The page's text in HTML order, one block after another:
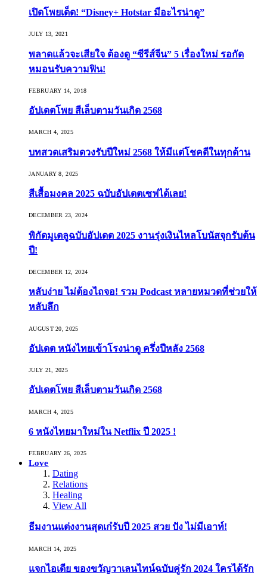
เปิดโพยเด็ด! “Disney+ Hotstar มีอะไรน่าดู”
JULY 13, 2021
พลาดแล้วจะเสียใจ ต้องดู “ซีรีส์จีน” 5 เรื่องใหม่ รอกัด
หมอนรับความฟิน!
FEBRUARY 14, 2018
อัปเดตโพย สีเล็บตามวันเกิด 2568
MARCH 4, 2025
บทสวดเสริมดวงรับปีใหม่ 2568 ให้มีแต่โชคดีในทุกด้าน
JANUARY 8, 2025
สีเสื้อมงคล 2025 ฉบับอัปเดตเซฟได้เลย!
DECEMBER 23, 2024
พิกัดมูเตลูฉบับอัปเดต 2025 งานรุ่งเงินไหลโบนัสจุกรับต้น
ปี!
DECEMBER 12, 2024
หลับง่าย ไม่ต้องไถจอ! รวม Podcast หลายหมวดที่ช่วยให้
หลับลึก
AUGUST 20, 2025
อัปเดต หนังไทยเข้าโรงน่าดู ครึ่งปีหลัง 2568
JULY 21, 2025
อัปเดตโพย สีเล็บตามวันเกิด 2568
MARCH 4, 2025
6 หนังไทยมาใหม่ใน Netflix ปี 2025 !
FEBRUARY 26, 2025
Love
Dating
Relations
Healing
View All
ธีมงานแต่งงานสุดเก๋รับปี 2025 สวย ปัง ไม่มีเอาท์!
MARCH 14, 2025
แจกไอเดีย ของขวัญวาเลนไทน์ฉบับคู่รัก 2024 ใครได้รัก